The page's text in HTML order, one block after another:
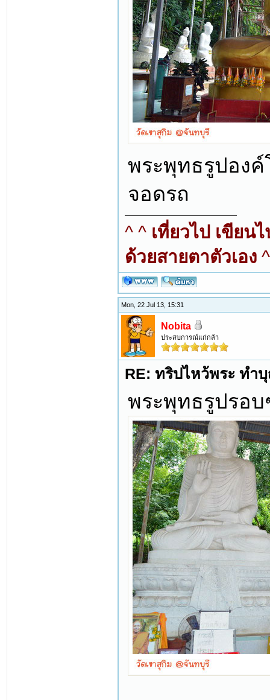
พระพุทธรูปอง
จอดรถ
^ ^ เที่ยวไป เขียน
ด้วยสายตาตัวเอง
Mon, 22 Jul 13, 15:31
Nobita
ประสบการณ์แก่กล้า
RE: ทริปไหว้พระ ทำ
พระพุทธรูปรอบ